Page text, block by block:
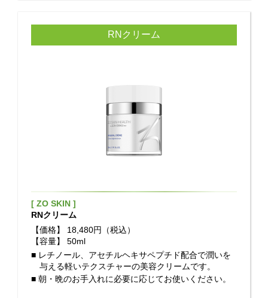
RNクリーム
[ ZO SKIN ]
RNクリーム
【価格】
18,480円（税込）
【容量】
50ml
■ レチノール、アセチルヘキサペプチド配合で潤いを
与える軽いテクスチャーの美容クリームです。
■ 朝・晩のお手入れに必要に応じてお使いください。